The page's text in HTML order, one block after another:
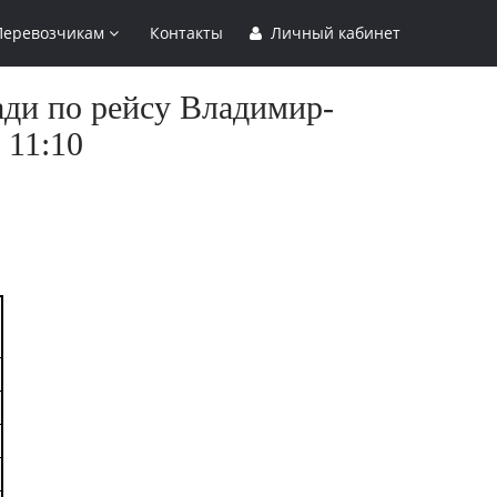
Контакты Личный кабинет
по рейсу Владимир-
11:10